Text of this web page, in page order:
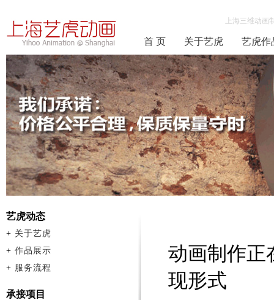
上海三维动
首 页 关于艺虎 艺虎作
动画制作正
现形式
艺虎动态
+ 关于艺虎
+ 作品展示
+ 服务流程
承接项目